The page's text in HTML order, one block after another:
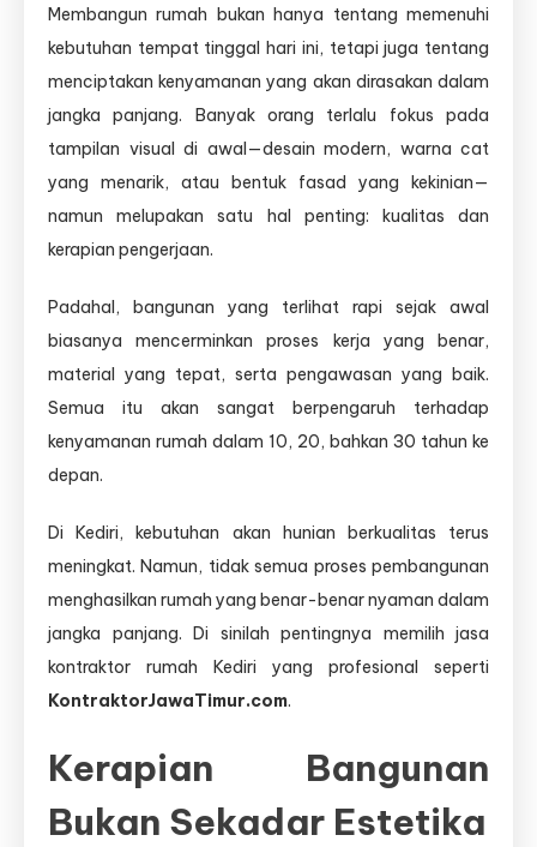
rapi
hari
ini
menentukan
kenyamanan
puluhan
tahun
depan
Membangun rumah bukan hanya tentang memenuhi
kebutuhan tempat tinggal hari ini, tetapi juga tentang
menciptakan kenyamanan yang akan dirasakan dalam
jangka panjang. Banyak orang terlalu fokus pada
tampilan visual di awal—desain modern, warna cat
yang menarik, atau bentuk fasad yang kekinian—
namun melupakan satu hal penting: kualitas dan
kerapian pengerjaan.
Padahal, bangunan yang terlihat rapi sejak awal
biasanya mencerminkan proses kerja yang benar,
material yang tepat, serta pengawasan yang baik.
Semua itu akan sangat berpengaruh terhadap
kenyamanan rumah dalam 10, 20, bahkan 30 tahun ke
depan.
Di Kediri, kebutuhan akan hunian berkualitas terus
meningkat. Namun, tidak semua proses pembangunan
menghasilkan rumah yang benar-benar nyaman dalam
jangka panjang. Di sinilah pentingnya memilih jasa
kontraktor rumah Kediri yang profesional seperti
KontraktorJawaTimur.com.
Kerapian Bangunan
Bukan Sekadar Estetika